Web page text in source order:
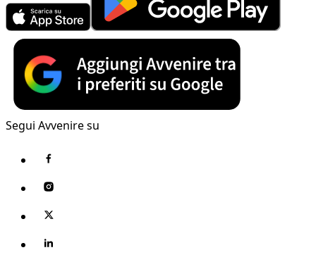
Segui Avvenire su